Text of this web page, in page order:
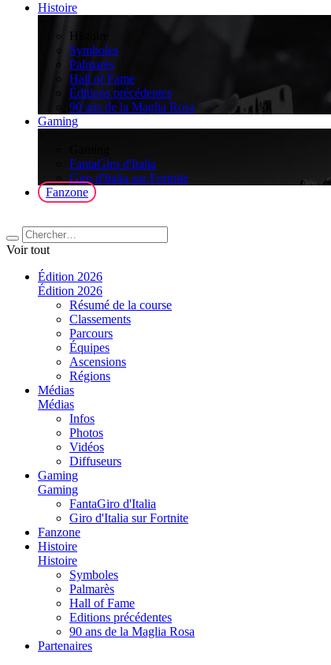
Histoire
Histoire
Symboles
Palmarès
Hall of Fame
Éditions précédentes
90 ans de la Maglia Rosa
Gaming
FantaGiro d'Italia
Giro d'Italia sur Fortnite
Fanzone
Voir tout
Édition 2026
Édition 2026
Résumé de la course
Classements
Parcours
Équipes
Ascensions
Régions
Médias
Médias
Infos
Photos
Vidéos
Diffuseurs
Gaming
Gaming
FantaGiro d'Italia
Giro d'Italia sur Fortnite
Fanzone
Histoire
Histoire
Symboles
Palmarès
Hall of Fame
Editions précédentes
90 ans de la Maglia Rosa
Partenaires